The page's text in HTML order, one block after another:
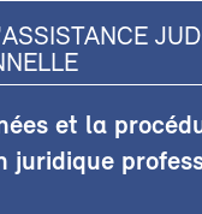
et la
juridique